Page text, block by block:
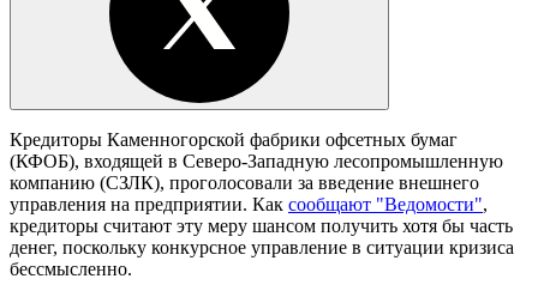
Кредиторы Каменногорской фабрики офсетных бумаг
(КФОБ), входящей в Северо-Западную лесопромышленную
компанию (СЗЛК), проголосовали за введение внешнего
управления на предприятии. Как сообщают "Ведомости",
кредиторы считают эту меру шансом получить хотя бы часть
денег, поскольку конкурсное управление в ситуации кризиса
бессмысленно.